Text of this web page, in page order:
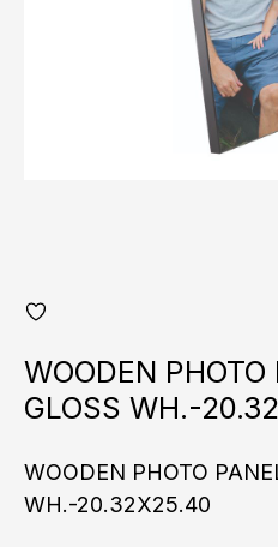
fav
WOODEN PHOTO
GLOSS WH.-
WOODEN PHOTO
WH.-20.32X25.40